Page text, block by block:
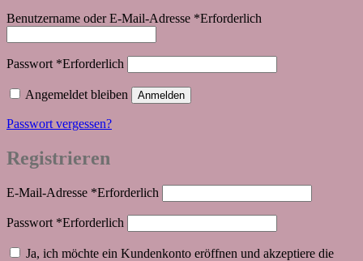
Benutzername oder E-Mail-Adresse *Erforderlich
Passwort *Erforderlich
Angemeldet bleiben Anmelden
Passwort vergessen?
Registrieren
E-Mail-Adresse *Erforderlich
Passwort *Erforderlich
Ja, ich möchte ein Kundenkonto eröffnen und akzeptiere die